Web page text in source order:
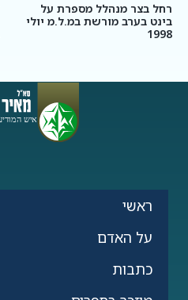
רחל בצר מנהלל מספרת על
בינט בערב מורשת במ.ל.מ יולי
1998
ראשי
על האדם
כתבות